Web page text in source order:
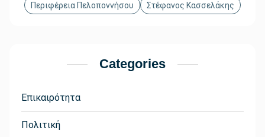
Περιφέρεια Πελοποννήσου
Στέφανος Κασσελάκης
Categories
Επικαιρότητα
Πολιτική